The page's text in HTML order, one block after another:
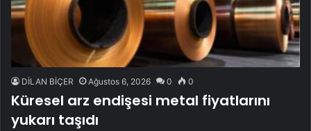
DİLAN BİÇER Ağustos 6, 2026 0 0
Küresel arz endişesi metal fiyatlarını
yukarı taşıdı